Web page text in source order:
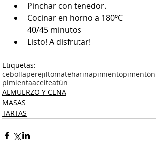
Pinchar con tenedor.
Cocinar en horno a 180ºC
40/45 minutos
Listo! A disfrutar!
Etiquetas:
cebollaperejiltomateharinapimientopimentón
pimientaaceiteatún
ALMUERZO Y CENA
MASAS
TARTAS